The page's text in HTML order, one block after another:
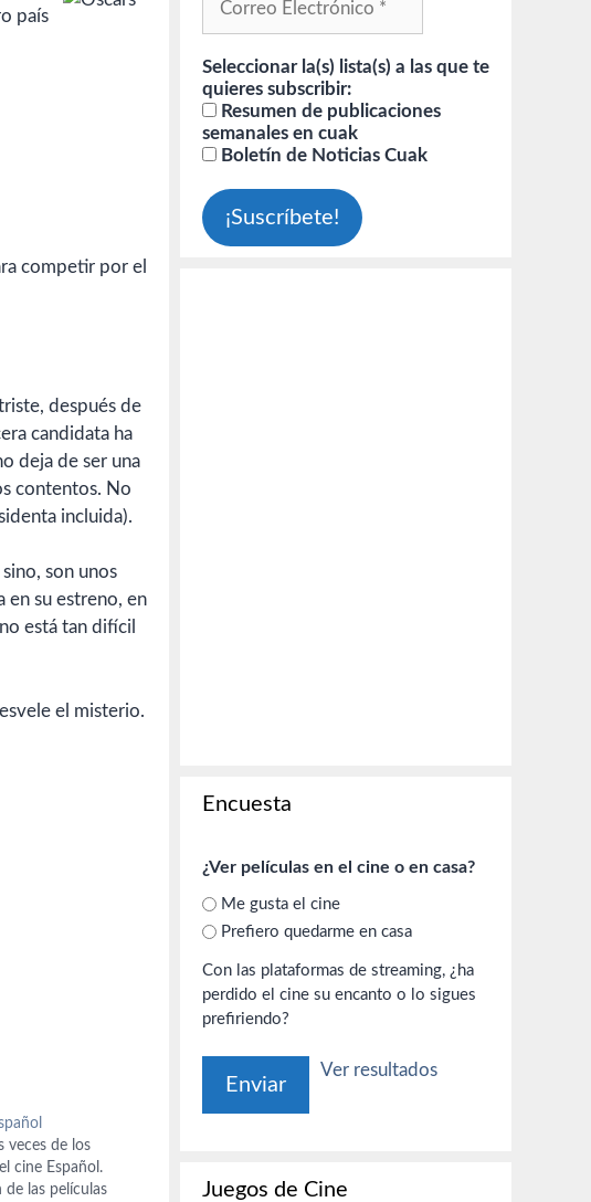
país
competir por el
después de
candidata ha
deja de ser una
contentos. No
incluida).
son unos
en su estreno, en
está tan difícil
el misterio.
veces de los
cine Español.
de las películas
Seleccionar la(s) lista(s) a las que te
quieres subscribir:
Resumen de publicaciones
semanales en cuak
Boletín de Noticias Cuak
Encuesta
¿Ver películas en el cine o en casa?
Me gusta el cine
Prefiero quedarme en casa
Con las plataformas de streaming, ¿ha
perdido el cine su encanto o lo sigues
prefiriendo?
Ver resultados
Juegos de Cine